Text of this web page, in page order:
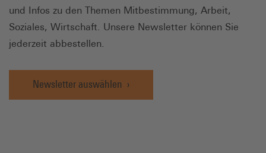
und Infos zu den Themen Mitbestimmung, Arbeit,
Soziales, Wirtschaft. Unsere Newsletter können Sie
jederzeit abbestellen.
Newsletter auswählen